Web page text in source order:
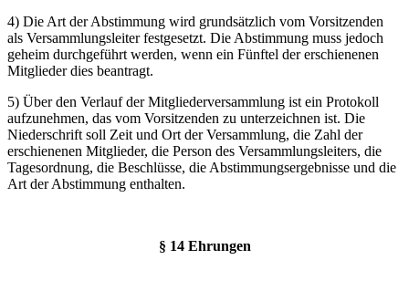
4) Die Art der Abstimmung wird grundsätzlich vom Vorsitzenden
als Versammlungsleiter festgesetzt. Die Abstimmung muss jedoch
geheim durchgeführt werden, wenn ein Fünftel der erschienenen
Mitglieder dies beantragt.
5) Über den Verlauf der Mitgliederversammlung ist ein Protokoll
aufzunehmen, das vom Vorsitzenden zu unterzeichnen ist. Die
Niederschrift soll Zeit und Ort der Versammlung, die Zahl der
erschienenen Mitglieder, die Person des Versammlungsleiters, die
Tagesordnung, die Beschlüsse, die Abstimmungsergebnisse und die
Art der Abstimmung enthalten.
§ 14 Ehrungen